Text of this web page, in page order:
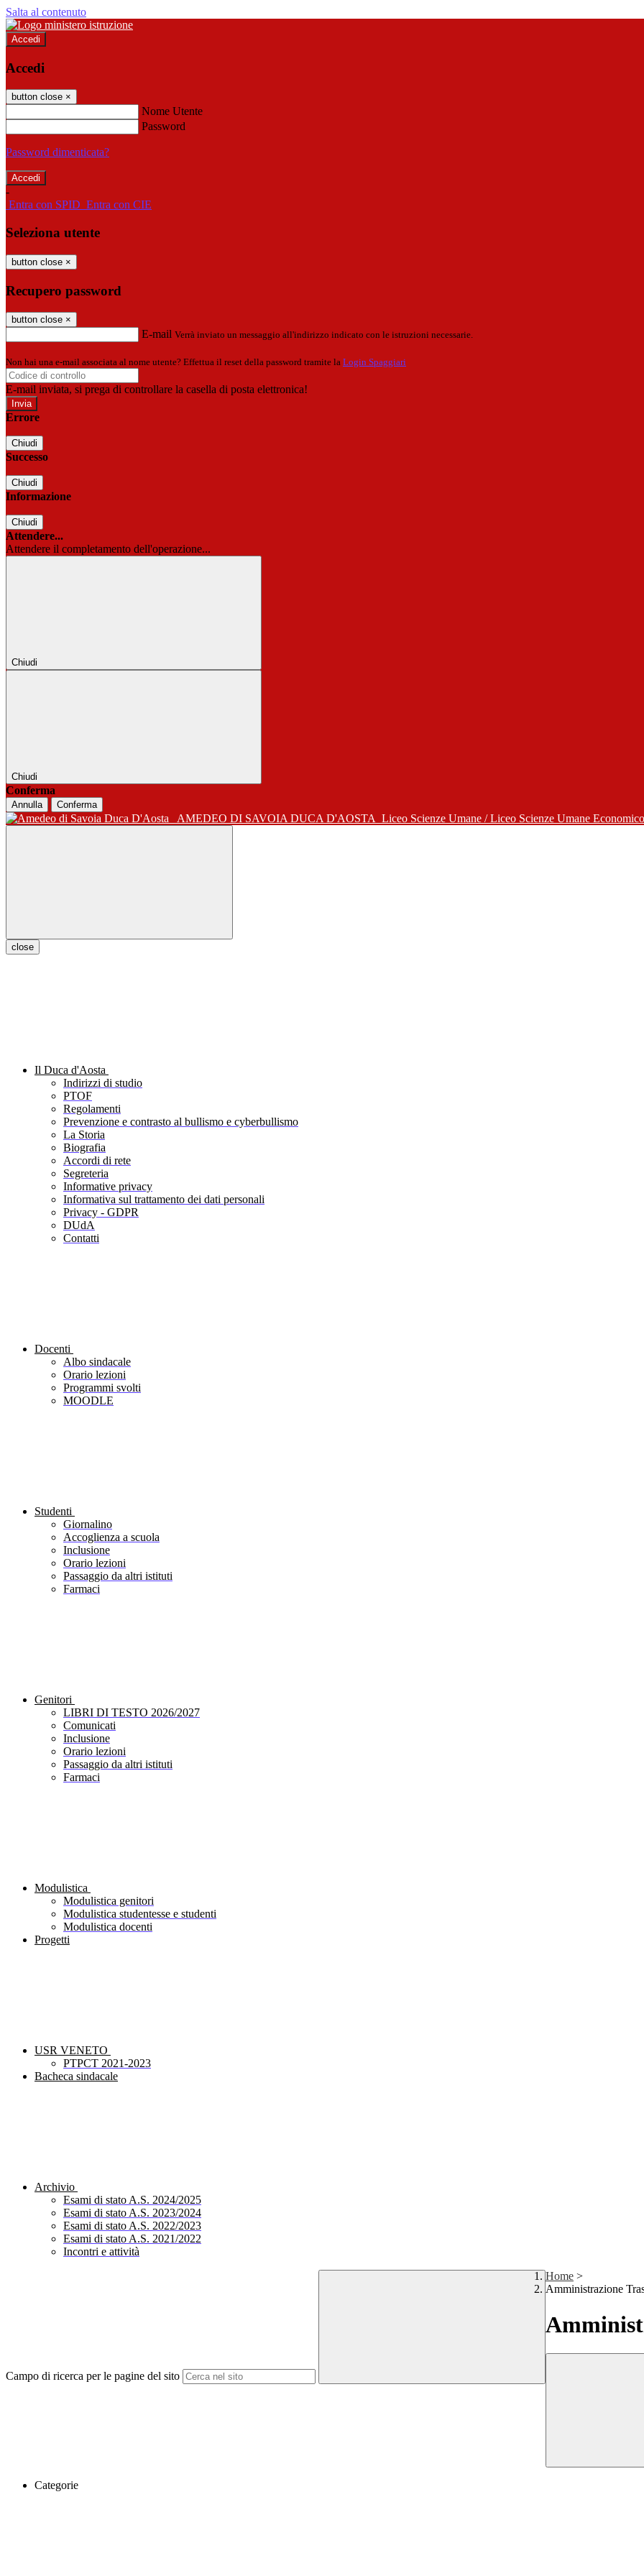
Salta al contenuto
Accedi
Accedi
button close ×
Nome Utente
Password
Password dimenticata?
-
Entra con SPID Entra con CIE
Seleziona utente
button close ×
Recupero password
button close ×
E-mail Verrà inviato un messaggio all'indirizzo indicato con le istruzioni necessarie.
Non hai una e-mail associata al nome utente? Effettua il reset della password tramite la Login Spaggiari
E-mail inviata, si prega di controllare la casella di posta elettronica!
Errore
Chiudi
Successo
Chiudi
Informazione
Chiudi
Attendere...
Attendere il completamento dell'operazione...
Chiudi
Chiudi
Conferma
Annulla Conferma
AMEDEO DI SAVOIA DUCA D'AOSTA Liceo Scienze Umane / Liceo Scienze Umane
close
Il Duca d'Aosta
Indirizzi di studio
PTOF
Regolamenti
Prevenzione e contrasto al bullismo e cyberbullismo
La Storia
Biografia
Accordi di rete
Segreteria
Informative privacy
Informativa sul trattamento dei dati personali
Privacy - GDPR
DUdA
Contatti
Docenti
Albo sindacale
Orario lezioni
Programmi svolti
MOODLE
Studenti
Giornalino
Accoglienza a scuola
Inclusione
Orario lezioni
Passaggio da altri istituti
Farmaci
Genitori
LIBRI DI TESTO 2026/2027
Comunicati
Inclusione
Orario lezioni
Passaggio da altri istituti
Farmaci
Modulistica
Modulistica genitori
Modulistica studentesse e studenti
Modulistica docenti
Progetti
USR VENETO
PTPCT 2021-2023
Bacheca sindacale
Archivio
Esami di stato A.S. 2024/2025
Esami di stato A.S. 2023/2024
Esami di stato A.S. 2022/2023
Esami di stato A.S. 2021/2022
Incontri e attività
Campo di ricerca per le pagine del sito
Home >
Amministrazione
Categorie